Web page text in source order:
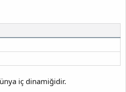
iç dinamiğidir.